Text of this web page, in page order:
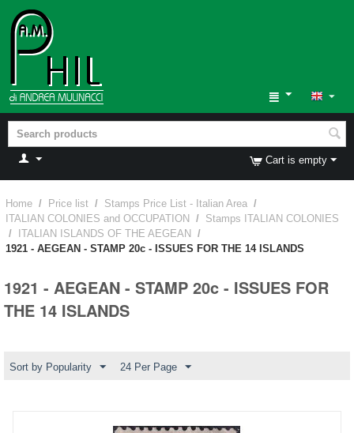
Cart is empty
Home / Price list / Stamps Price List - Italian Area /
ITALIAN COLONIES and OCCUPATION
/ Stamps ITALIAN COLONIES
/
ITALIAN ISLANDS OF THE AEGEAN
/
1921 - AEGEAN - STAMP 20c - ISSUES FOR THE 14 ISLANDS
1921 - AEGEAN - STAMP 20c - ISSUES FOR
THE 14 ISLANDS
Sort by Popularity 24 Per Page